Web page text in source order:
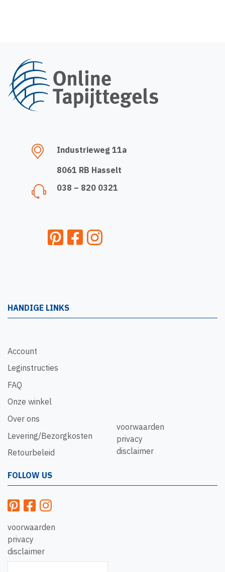
Industrieweg 11a
8061 RB Hasselt
038 – 820 0321
HANDIGE LINKS
Account
Leginstructies
FAQ
Onze winkel
Over ons
Levering/Bezorgkosten
Retourbeleid
voorwaarden
privacy
disclaimer
FOLLOW US
voorwaarden
privacy
disclaimer